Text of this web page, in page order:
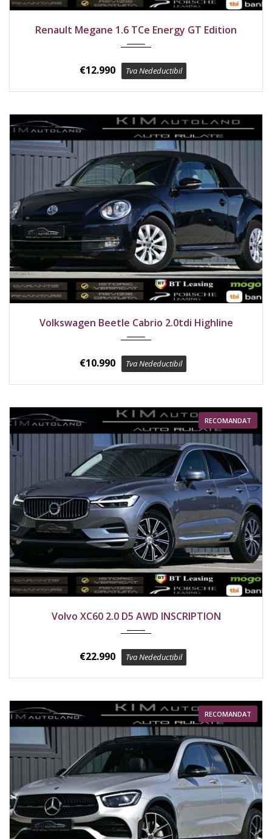
Renault Megane 1.6 TCe Energy GT Edition
€12.990 Tva Nedeductibil
Volkswagen Beetle Cabrio 2.0tdi Highline
€10.990 Tva Nedeductibil
RECOMANDAT
Volvo XC60 2.0 D5 AWD INSCRIPTION
€22.990 Tva Nedeductibil
RECOMANDAT